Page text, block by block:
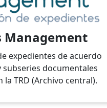
Management
expedientes de acuerdo
subseries documentales
la TRD (Archivo central).